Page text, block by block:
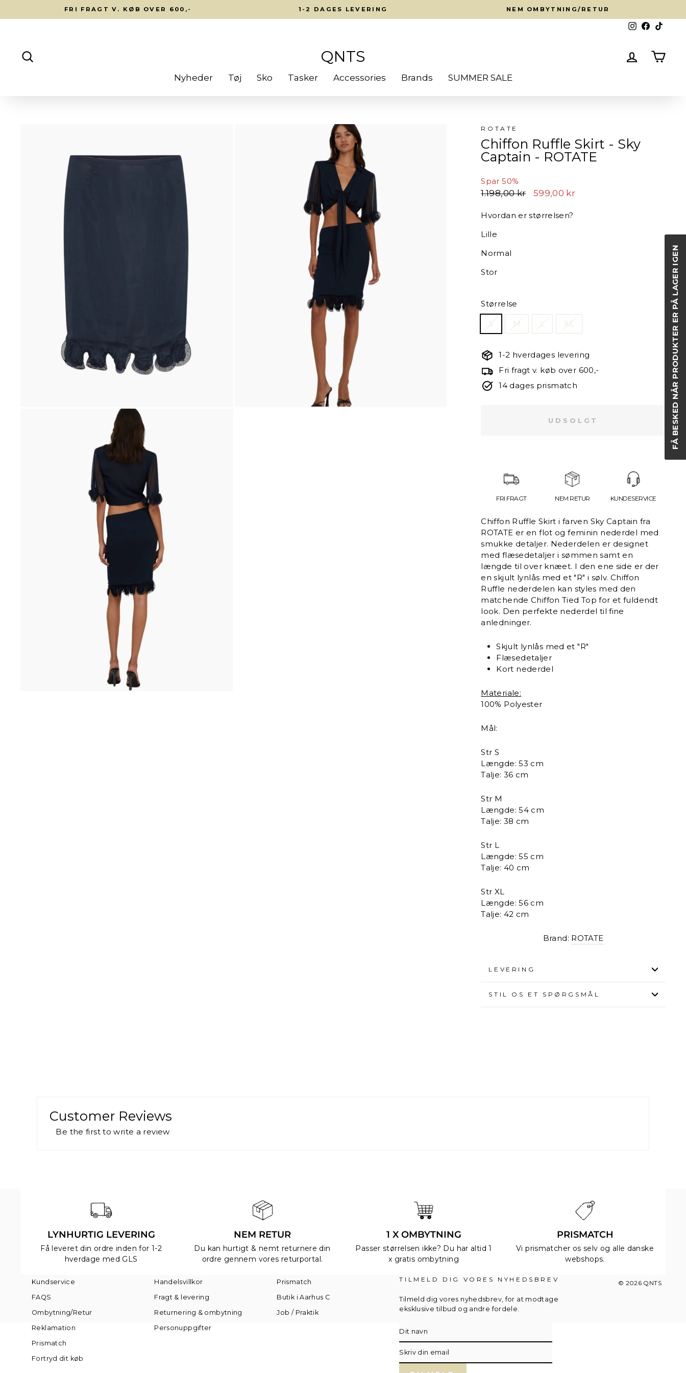
til
FRI FRAGT V. KØB OVER 600,- 1-2 DAGES LEVERING NEM OMBYTNING/RETUR
InstagramFacebook
QNTS Log ind
Nyheder Tøj Sko Tasker Accessories Brands SUMMER SALE
ROTATE
Chiffon Ruffle Skirt - Sky
Captain - ROTATE
Spar 50%
Normalpris
1.198,00 kr Udsalgspris
599,00 kr
Hvordan er størrelsen?
Lille
Normal
Stor
Størrelse
S M L XL
1-2 hverdages levering
Fri fragt v. køb over 600,-
14 dages prismatch
UDSOLGT
FRI FRAGT NEM RETUR KUNDESERVICE
Chiffon Ruffle Skirt i farven Sky Captain fra
ROTATE er en flot og feminin nederdel med
smukke detaljer. Nederdelen er designet
med flæsedetaljer i sømmen samt en
længde til over knæet. I den ene side er der
en skjult lynlås med et "R" i sølv. Chiffon
Ruffle nederdelen kan styles med den
matchende Chiffon Tied Top for et fuldendt
look. Den perfekte nederdel til fine
anledninger.
Skjult lynlås med et "R"
Flæsedetaljer
Kort nederdel
Materiale:
100% Polyester
Mål:
Str S
Længde: 53 cm
Talje: 36 cm
Str M
Længde: 54 cm
Talje: 38 cm
Str L
Længde: 55 cm
Talje: 40 cm
Str XL
Længde: 56 cm
Talje: 42 cm
Brand: ROTATE
LEVERING
STIL OS ET SPØRGSMÅL
Customer Reviews
Be the first to write a review
LYNHURTIG LEVERING
Få leveret din ordre inden for 1-2
hverdage med GLS
NEM RETUR
Du kan hurtigt & nemt returnere din
ordre gennem vores returportal.
1 X OMBYTNING
Passer størrelsen ikke? Du har altid 1
x gratis ombytning
PRISMATCH
Vi prismatcher os selv og alle danske
webshops.
Kundservice
FAQS
Ombytning/Retur
Reklamation
Prismatch
Fortryd dit køb
Handelsvillkor
Fragt & levering
Returnering & ombytning
Personuppgifter
Prismatch
Butik i Aarhus C
Job / Praktik
TILMELD DIG VORES NYHEDSBREV
Tilmeld dig vores nyhedsbrev, for at modtage
eksklusive tilbud og andre fordele.
missing:
din
© 2026 QNTS
FÅ BESKED NÅR PRODUKTER ER PÅ LAGER IGEN